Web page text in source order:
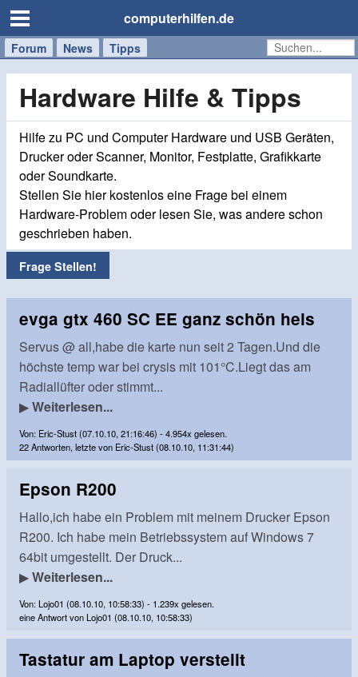
computerhilfen.de
Forum News Tipps
Handy
Windows
Mac
Hardware Hilfe & Tipps
Hilfe zu PC und Computer Hardware und USB Geräten,
Drucker oder Scanner, Monitor, Festplatte, Grafikkarte
oder Soundkarte.
Stellen Sie hier kostenlos eine Frage bei einem
Hardware-Problem oder lesen Sie, was andere schon
geschrieben haben.
Frage Stellen!
evga gtx 460 SC EE ganz schön heis
Servus @ all,habe die karte nun seit 2 Tagen.Und die
höchste temp war bei crysis mit 101°C.Liegt das am
Radiallüfter oder stimmt...
▶Weiterlesen...
Von: Eric-Stust (07.10.10, 21:16:46) - 4.954x gelesen.
22 Antworten, letzte von Eric-Stust (08.10.10, 11:31:44)
Epson R200
Hallo,ich habe ein Problem mit meinem Drucker Epson
R200. Ich habe mein Betriebssystem auf Windows 7
64bit umgestellt. Der Druck...
▶Weiterlesen...
Von: Lojo01 (08.10.10, 10:58:33) - 1.239x gelesen.
eine Antwort von Lojo01 (08.10.10, 10:58:33)
Tastatur am Laptop verstellt